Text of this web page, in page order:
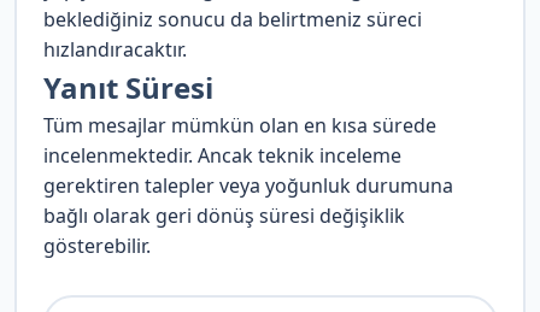
beklediğiniz sonucu da belirtmeniz süreci
hızlandıracaktır.
Yanıt Süresi
Tüm mesajlar mümkün olan en kısa sürede
incelenmektedir. Ancak teknik inceleme
gerektiren talepler veya yoğunluk durumuna
bağlı olarak geri dönüş süresi değişiklik
gösterebilir.